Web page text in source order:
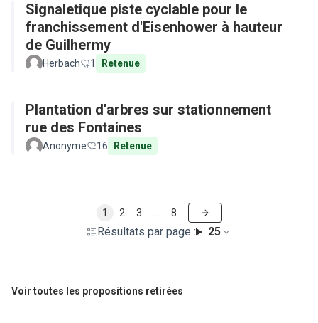
Signaletique piste cyclable pour le
franchissement d'Eisenhower à hauteur
de Guilhermy
Herbach 1 Retenue
Plantation d'arbres sur stationnement
rue des Fontaines
Anonyme 16 Retenue
Résultats par page : 25
1 2 3 8
Voir toutes les propositions retirées